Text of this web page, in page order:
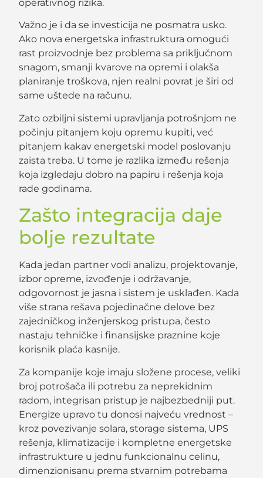
operativnog rizika.
Važno je i da se investicija ne posmatra usko.
Ako nova energetska infrastruktura omogući
rast proizvodnje bez problema sa priključnom
snagom, smanji kvarove na opremi i olakša
planiranje troškova, njen realni povrat je širi od
same uštede na računu.
Zato ozbiljni sistemi upravljanja potrošnjom ne
počinju pitanjem koju opremu kupiti, već
pitanjem kakav energetski model poslovanju
zaista treba. U tome je razlika između rešenja
koja izgledaju dobro na papiru i rešenja koja
rade godinama.
Zašto integracija daje
bolje rezultate
Kada jedan partner vodi analizu, projektovanje,
izbor opreme, izvođenje i održavanje,
odgovornost je jasna i sistem je usklađen. Kada
više strana rešava pojedinačne delove bez
zajedničkog inženjerskog pristupa, često
nastaju tehničke i finansijske praznine koje
korisnik plaća kasnije.
Za kompanije koje imaju složene procese, veliki
broj potrošača ili potrebu za neprekidnim
radom, integrisan pristup je najbezbedniji put.
Energize upravo tu donosi najveću vrednost –
kroz povezivanje solara, storage sistema, UPS
rešenja, klimatizacije i kompletne energetske
infrastrukture u jednu funkcionalnu celinu,
dimenzionisanu prema stvarnim potrebama